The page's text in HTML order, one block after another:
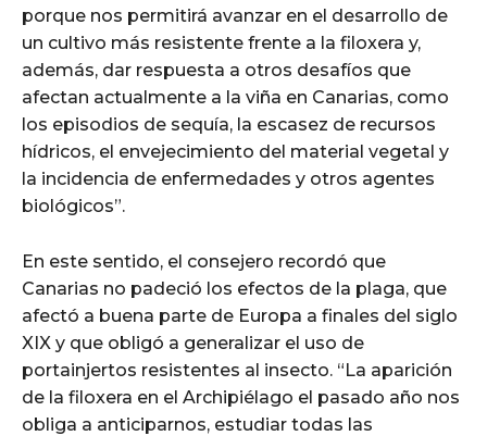
porque nos permitirá avanzar en el desarrollo de
un cultivo más resistente frente a la filoxera y,
además, dar respuesta a otros desafíos que
afectan actualmente a la viña en Canarias, como
los episodios de sequía, la escasez de recursos
hídricos, el envejecimiento del material vegetal y
la incidencia de enfermedades y otros agentes
biológicos”.
En este sentido, el consejero recordó que
Canarias no padeció los efectos de la plaga, que
afectó a buena parte de Europa a finales del siglo
XIX y que obligó a generalizar el uso de
portainjertos resistentes al insecto. “La aparición
de la filoxera en el Archipiélago el pasado año nos
obliga a anticiparnos, estudiar todas las